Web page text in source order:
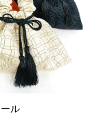
ル